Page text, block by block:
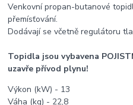
Venkovní propan-butanové
přemísťování.
Dodávají se včetně regulátoru
Topidla jsou vybavena
uzavře přívod plynu!
Výkon (kW) - 13
Váha (kg) - 22,8